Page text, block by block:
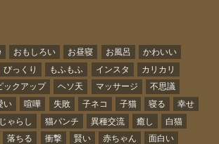
おもしろい お昼寝 お風呂
かわいい
びっくり もふもふ インスタ
カリカリ
ックアップ ヘソ天 マッサージ
不思議
い 喧嘩 失敗 子ネコ 子猫 寝る
幸せ
ゃらし 猫パンチ 異種交流 癒し
白猫
落ちる 衝撃 賢い 赤ちゃん
面白い